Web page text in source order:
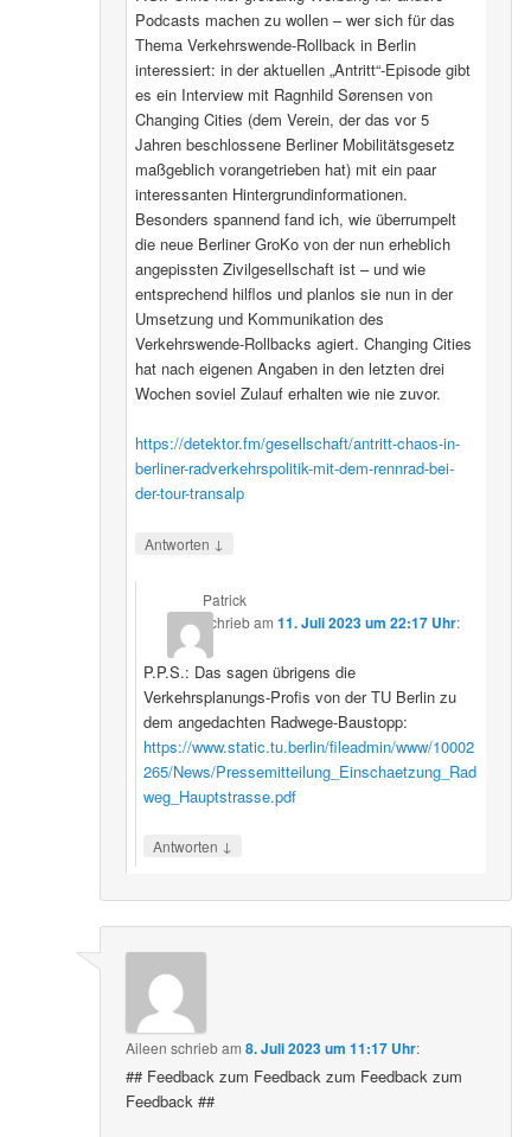
Podcasts machen zu wollen – wer sich für das
Thema Verkehrswende-Rollback in Berlin
interessiert: in der aktuellen „Antritt“-Episode gibt
es ein Interview mit Ragnhild Sørensen von
Changing Cities (dem Verein, der das vor 5
Jahren beschlossene Berliner Mobilitätsgesetz
maßgeblich vorangetrieben hat) mit ein paar
interessanten Hintergrundinformationen.
Besonders spannend fand ich, wie überrumpelt
die neue Berliner GroKo von der nun erheblich
angepissten Zivilgesellschaft ist – und wie
entsprechend hilflos und planlos sie nun in der
Umsetzung und Kommunikation des
Verkehrswende-Rollbacks agiert. Changing Cities
hat nach eigenen Angaben in den letzten drei
Wochen soviel Zulauf erhalten wie nie zuvor.
https://detektor.fm/gesellschaft/antritt-chaos-in-
berliner-radverkehrspolitik-mit-dem-rennrad-bei-
der-tour-transalp
Antworten ↓
Patrick
schriebam11. Juli 2023 um 22:17 Uhr:
P.P.S.: Das sagen übrigens die
Verkehrsplanungs-Profis von der TU Berlin zu
dem angedachten Radwege-Baustopp:
https://www.static.tu.berlin/fileadmin/www/10002
265/News/Pressemitteilung_Einschaetzung_Rad
weg_Hauptstrasse.pdf
Antworten ↓
Aileen schriebam8. Juli 2023 um 11:17 Uhr:
## Feedback zum Feedback zum Feedback zum
Feedback ##